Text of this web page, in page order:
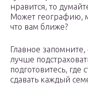
нравится, то
Может географию,
что вам ближе?
Главное запомните,
лучше
подготовитесь, где
сдавать каждый